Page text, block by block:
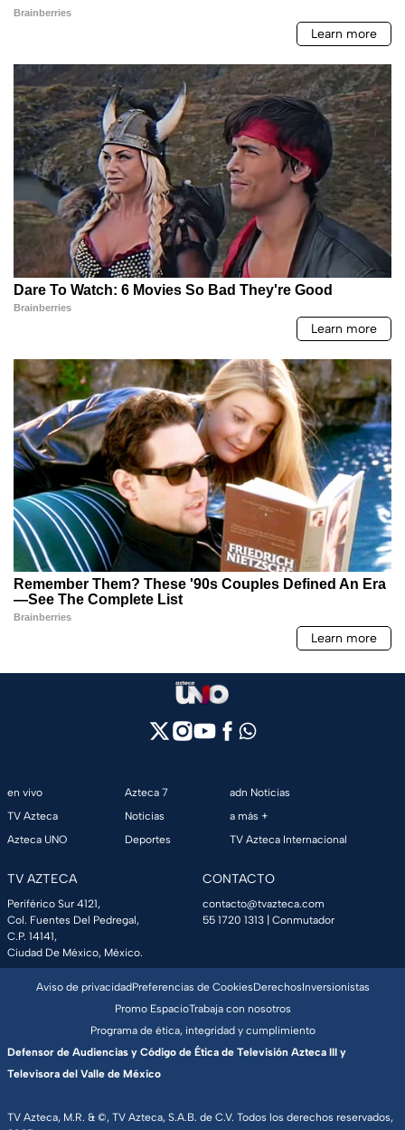
en vivo
TV Azteca
Azteca UNO
Azteca 7
Noticias
Deportes
adn Noticias
a más +
TV Azteca Internacional
TV AZTECA
Periférico Sur 4121,
Col. Fuentes Del Pedregal,
C.P. 14141,
Ciudad De México, México.
CONTACTO
contacto@tvazteca.com
55 1720 1313 | Conmutador
TV Azteca, M.R. & ©, TV Azteca, S.A.B. de C.V. Todos los derechos reservados,
Aviso de privacidadPreferencias de CookiesDerechosInversionistas
Promo EspacioTrabaja con nosotros
Programa de ética, integridad y cumplimiento
Defensor de Audiencias y Código de Ética de Televisión Azteca III y
Televisora del Valle de México